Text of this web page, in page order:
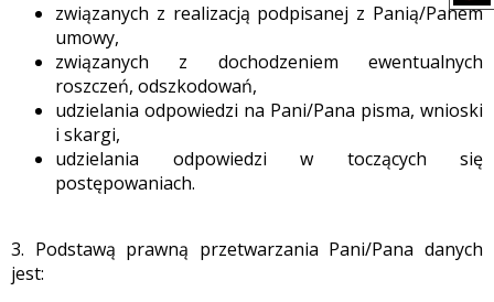
związanych z realizacją podpisanej z Panią/Panem
umowy,
związanych z dochodzeniem ewentualnych
roszczeń, odszkodowań,
udzielania odpowiedzi na Pani/Pana pisma, wnioski
i skargi,
udzielania odpowiedzi w toczących się
postępowaniach.
3. Podstawą prawną przetwarzania Pani/Pana danych
jest: